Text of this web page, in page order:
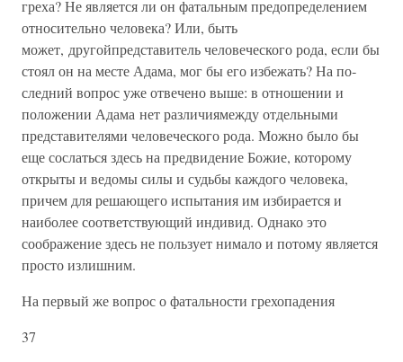
гре­ха? Не является ли он фатальным предопределением
относительно человека? Или, быть
может, другойпредставитель человеческого рода, если бы
стоял он на месте Адама, мог бы его избежать? На по­
следний вопрос уже отвечено выше: в отношении и
положении Адама нет различиямежду отдельными
представителями челове­ческого рода. Можно было бы
еще сослаться здесь на предвидение Божие, которому
открыты и ведомы силы и судьбы каждого чело­века,
причем для решающего испытания им избирается и
наибо­лее соответствующий индивид. Однако это
соображение здесь не пользует нимало и потому является
просто излишним.
На первый же вопрос о фатальности грехопадения
37